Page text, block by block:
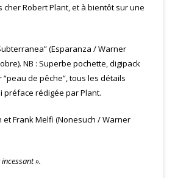
cher Robert Plant, et à bientôt sur une
(Esparanza / Warner
NB : Superbe pochette, digipack
de pêche”, tous les détails
préface rédigée par Plant.
et Frank Melfi (Nonesuch / Warner
».